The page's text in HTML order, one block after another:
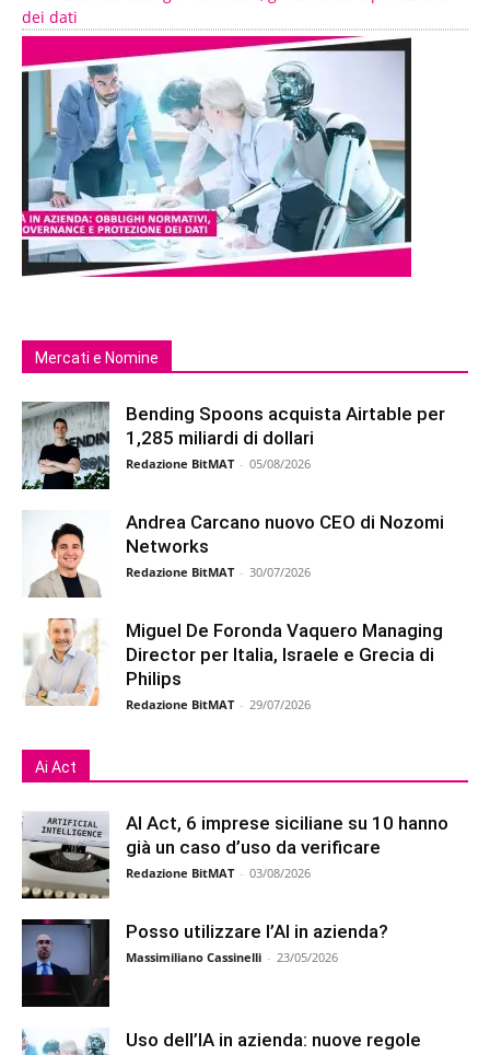
dei dati
Mercati e Nomine
Bending Spoons acquista Airtable per
1,285 miliardi di dollari
Redazione BitMAT - 05/08/2026
Andrea Carcano nuovo CEO di Nozomi
Networks
Redazione BitMAT - 30/07/2026
Miguel De Foronda Vaquero Managing
Director per Italia, Israele e Grecia di
Philips
Redazione BitMAT - 29/07/2026
Ai Act
AI Act, 6 imprese siciliane su 10 hanno
già un caso d’uso da verificare
Redazione BitMAT - 03/08/2026
Posso utilizzare l’AI in azienda?
Massimiliano Cassinelli - 23/05/2026
Uso dell’IA in azienda: nuove regole